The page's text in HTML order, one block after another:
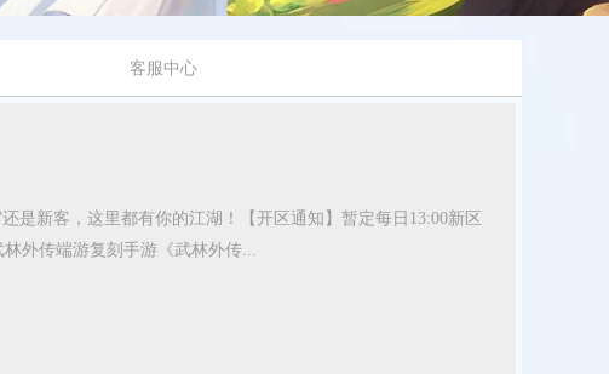
客服中心
是新客，这里都有你的江湖！【开区通知】暂定每日13:00新区
林外传端游复刻手游《武林外传...